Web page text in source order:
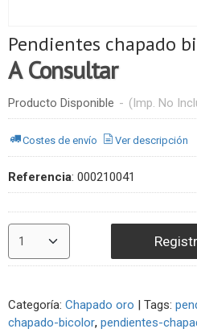
Pendientes chapado
A Consultar
Producto Disponible - (Imp. No
Costes de envío Ver descripción
Referencia: 000210041
Categoría: Chapado oro | Tags:
chapado-bicolor pendientes-